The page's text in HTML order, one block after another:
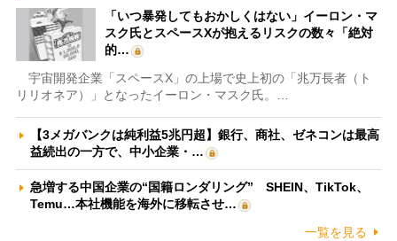
「いつ暴発してもおかしくはない」イーロン・マ
スク氏とスペースXが抱えるリスクの数々「絶対
的…
宇宙開発企業「スペースX」の上場で史上初の「兆万長者（ト
リリオネア）」となったイーロン・マスク氏。…
【3メガバンクは純利益5兆円超】銀行、商社、ゼネコンは最高
益続出の一方で、中小企業・…
急増する中国企業の“国籍ロンダリング” SHEIN、TikTok、
Temu…本社機能を海外に移転させ…
一覧を見る